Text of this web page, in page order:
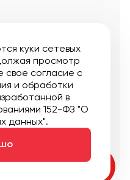
Недвижимость». 2026
носит информационный
офертой
соглашение
куки сетевых
просмотр
свое согласие с
и обработки
в
152-ФЗ "О
данных".